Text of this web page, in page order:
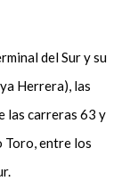
del Sur y su
Herrera), las
las carreras 63 y
Toro, entre los